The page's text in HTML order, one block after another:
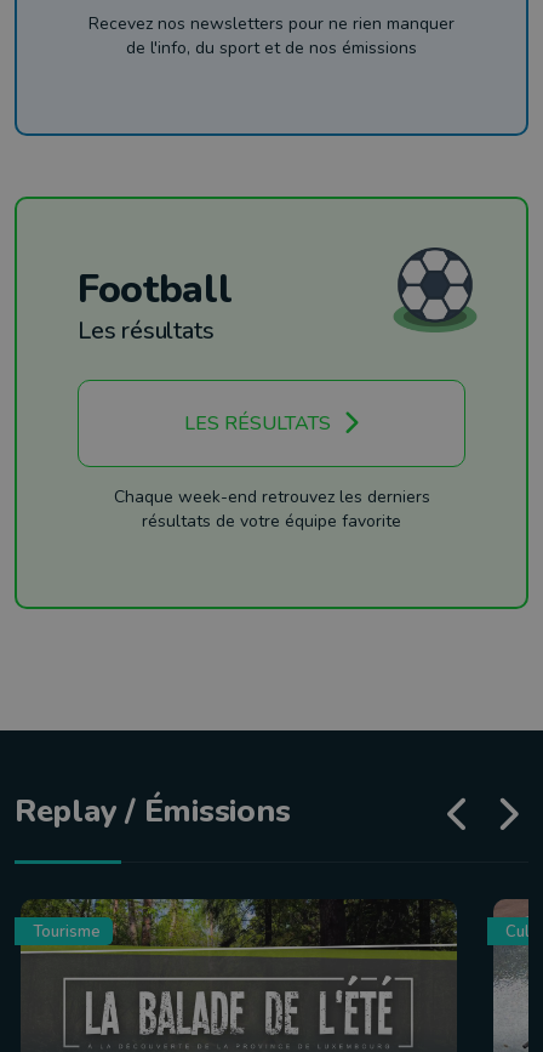
Recevez nos newsletters pour ne rien manquer
de l'info, du sport et de nos émissions
Football
Les résultats
LES RÉSULTATS
Chaque week-end retrouvez les derniers
résultats de votre équipe favorite
Replay / Émissions
Tourisme